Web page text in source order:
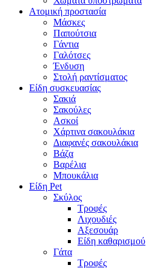
Ατομική προστασία
Μάσκες
Παπούτσια
Γάντια
Γαλότσες
Ένδυση
Στολή ραντίσματος
Είδη συσκευασίας
Σακιά
Σακούλες
Ασκοί
Χάρτινα σακουλάκια
Διαφανές σακουλάκια
Βάζα
Βαρέλια
Μπουκάλια
Είδη Pet
Σκύλος
Τροφές
Λιχουδιές
Αξεσουάρ
Είδη καθαρισμού
Γάτα
Τροφές